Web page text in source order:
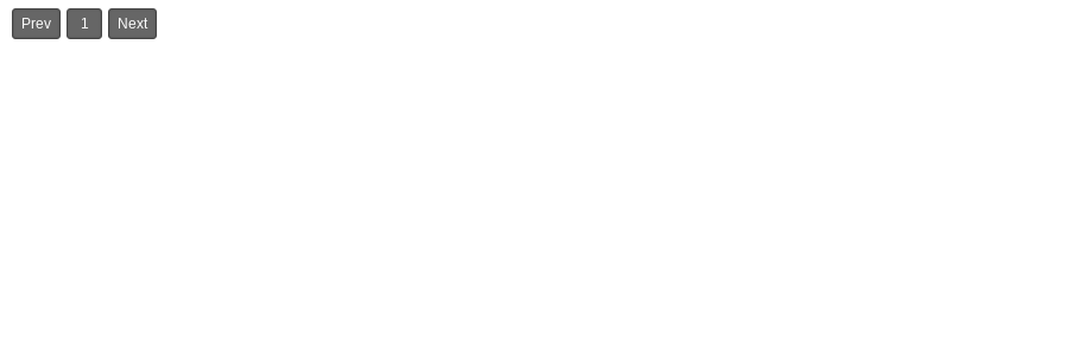
Prev 1 Next